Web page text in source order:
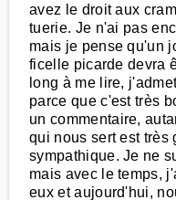
avez le droit aux
tuerie. Je n'ai pas
mais je pense qu'un
ficelle picarde devra
long à me lire,
parce que c'est très
un commentaire,
qui nous sert est très
sympathique. Je ne
mais avec le temps,
eux et aujourd'hui,